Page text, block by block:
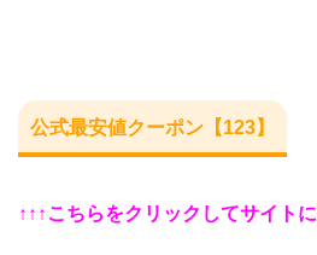
公式最安値クーポン【123】
↑↑↑こちらをクリックしてサイト